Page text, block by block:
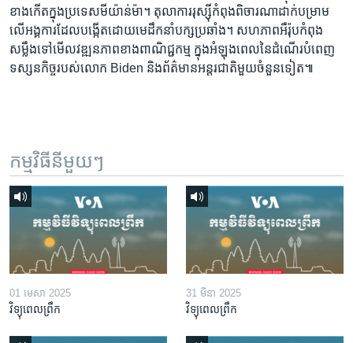
ខាង​កើត​ក្នុង​ប្រទេស​មីយ៉ាន់ម៉ា។ តុលាការ​រុស្ស៊ី​កំពុង​ពិចារណា​​ដាក់​បម្រាម​
លើ​អង្គការ​​ដែល​បង្កើត​ដោយ​មេដឹកនាំ​បក្ស​ប្រឆាំង។ សហភាព​អឺរ៉ុប​កំពុង​
សម្លឹង​​ទៅ​មើល​វឌ្ឍនភាព​ខាង​ពាណិជ្ជកម្ម​ ក្នុង​អំឡុង​ពេល​នៃ​ដំណើរ​បំពេញ​
ទស្សនកិច្ច​របស់​​លោក Biden និង​ព័ត៌មាន​អន្តរជាតិ​មួយ​ចំនួន​ទៀត៕
កម្មវិធី​នីមួយៗ
01 មេសា 2025
វិទ្យុពេលព្រឹក
31 មីនា 2025
វិទ្យុពេលព្រឹក